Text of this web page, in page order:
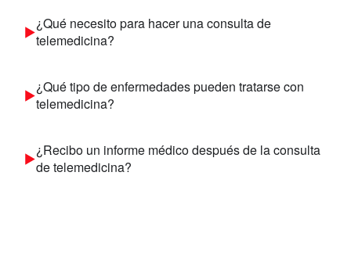
¿Qué necesito para hacer una consulta de
telemedicina?
¿Qué tipo de enfermedades pueden tratarse con
telemedicina?
¿Recibo un informe médico después de la consulta
de telemedicina?